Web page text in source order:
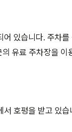
있습니다. 주차를
유료 주차장을 이
호평을 받고 있습